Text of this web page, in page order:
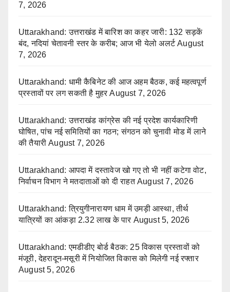
7, 2026
Uttarakhand: उत्तराखंड में बारिश का कहर जारी: 132 सड़कें
बंद, नदियां चेतावनी स्तर के करीब; आज भी येलो अलर्ट August
7, 2026
Uttarakhand: धामी कैबिनेट की आज अहम बैठक, कई महत्वपूर्ण
प्रस्तावों पर लग सकती है मुहर August 7, 2026
Uttarakhand: उत्तराखंड कांग्रेस की नई प्रदेश कार्यकारिणी
घोषित, पांच नई समितियों का गठन; संगठन को चुनावी मोड में लाने
की तैयारी August 7, 2026
Uttarakhand: आपदा में दस्तावेज खो गए तो भी नहीं कटेगा वोट,
निर्वाचन विभाग ने मतदाताओं को दी राहत August 7, 2026
Uttarakhand: त्रियुगीनारायण धाम में उमड़ी आस्था, तीर्थ
यात्रियों का आंकड़ा 2.32 लाख के पार August 5, 2026
Uttarakhand: एमडीडीए बोर्ड बैठक: 25 विकास प्रस्तावों को
मंजूरी, देहरादून-मसूरी में नियोजित विकास को मिलेगी नई रफ्तार
August 5, 2026